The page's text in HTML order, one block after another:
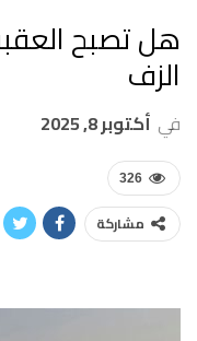
هل تصبح
الزف
في أكتوبر 8, 2025
326
مشاركة